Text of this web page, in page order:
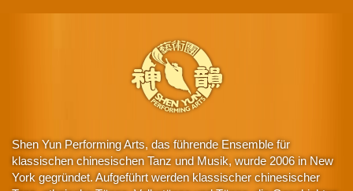
Shen Yun Performing Arts, das führende Ensemble für
klassischen chinesischen Tanz und Musik, wurde 2006 in New
York gegründet. Aufgeführt werden klassischer chinesischer